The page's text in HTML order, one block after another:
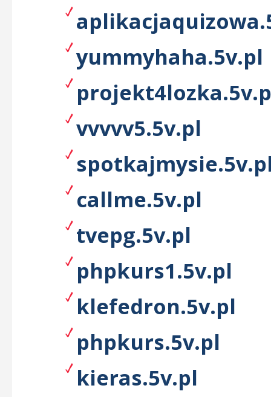
yummyhaha.5v.pl
vvvvv5.5v.pl
callme.5v.pl
tvepg.5v.pl
phpkurs1.5v.pl
klefedron.5v.pl
phpkurs.5v.pl
kieras.5v.pl